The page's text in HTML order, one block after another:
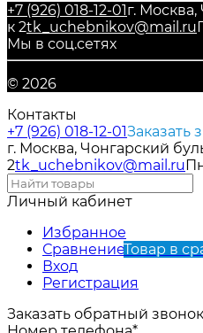
+7 (926) 018-12-01г.
к 2tk_uchebnikov@mail.ru
Мы в соц.сетях
© 2026
Контакты
+7 (926) 018-12-01Заказать
г. Москва, Чонгарский
2tk_uchebnikov@mail.ru
Личный кабинет
Избранное
СравнениеТовар в
Вход
Регистрация
Заказать обратный звонок